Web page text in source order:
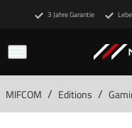
3 Jahre Garantie
MIFCOM / Editions /